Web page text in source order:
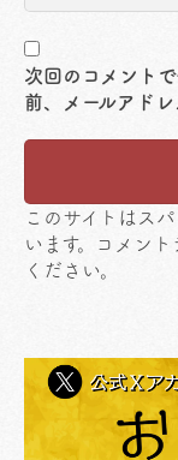
次回のコメント
前、メールアドレ
このサイトはス
います。
コメン
ください。